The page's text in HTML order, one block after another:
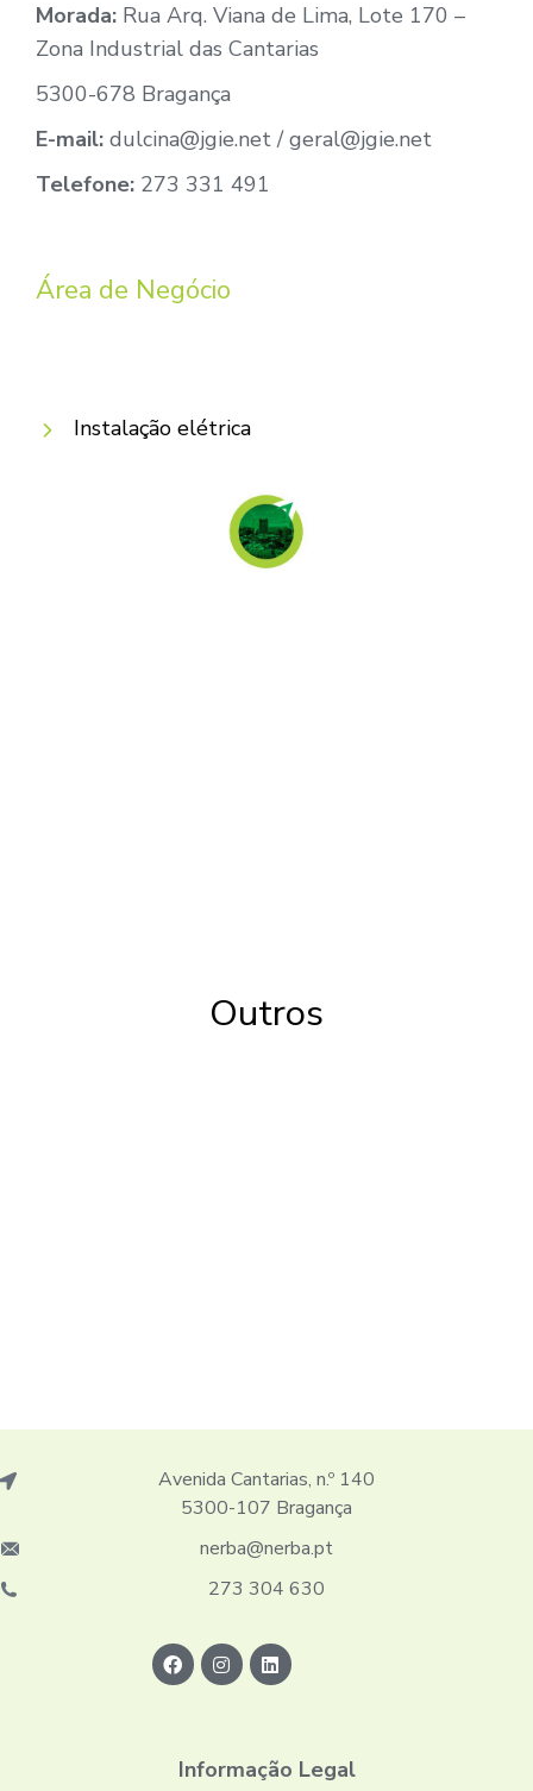
Morada: Rua Arq. Viana de Lima, Lote 170 –
Zona Industrial das Cantarias
5300-678 Bragança
E-mail: dulcina@jgie.net / geral@jgie.net
Telefone: 273 331 491
Área de Negócio
Instalação elétrica
Outros
Avenida Cantarias, n.º 140
5300-107 Bragança
nerba@nerba.pt
273 304 630
Informação Legal